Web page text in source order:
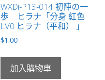
WXDi-P13-014 初陣の一
歩 ヒラナ「分身 紅色
LV0 ヒラナ（平和） 」
$1.00
加入購物車